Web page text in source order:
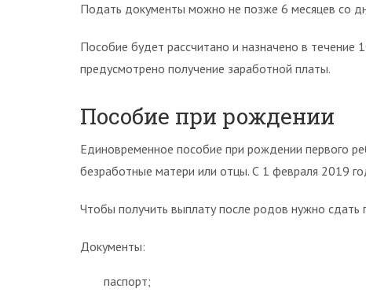
Подать документы можно не позже 6 месяцев со
Пособие будет рассчитано и назначено в течение
предусмотрено получение заработной платы.
Пособие при рождении
Единовременное пособие при рождении первого
безработные матери или отцы. С 1 февраля 2019
Чтобы получить выплату после родов нужно
Документы:
паспорт;